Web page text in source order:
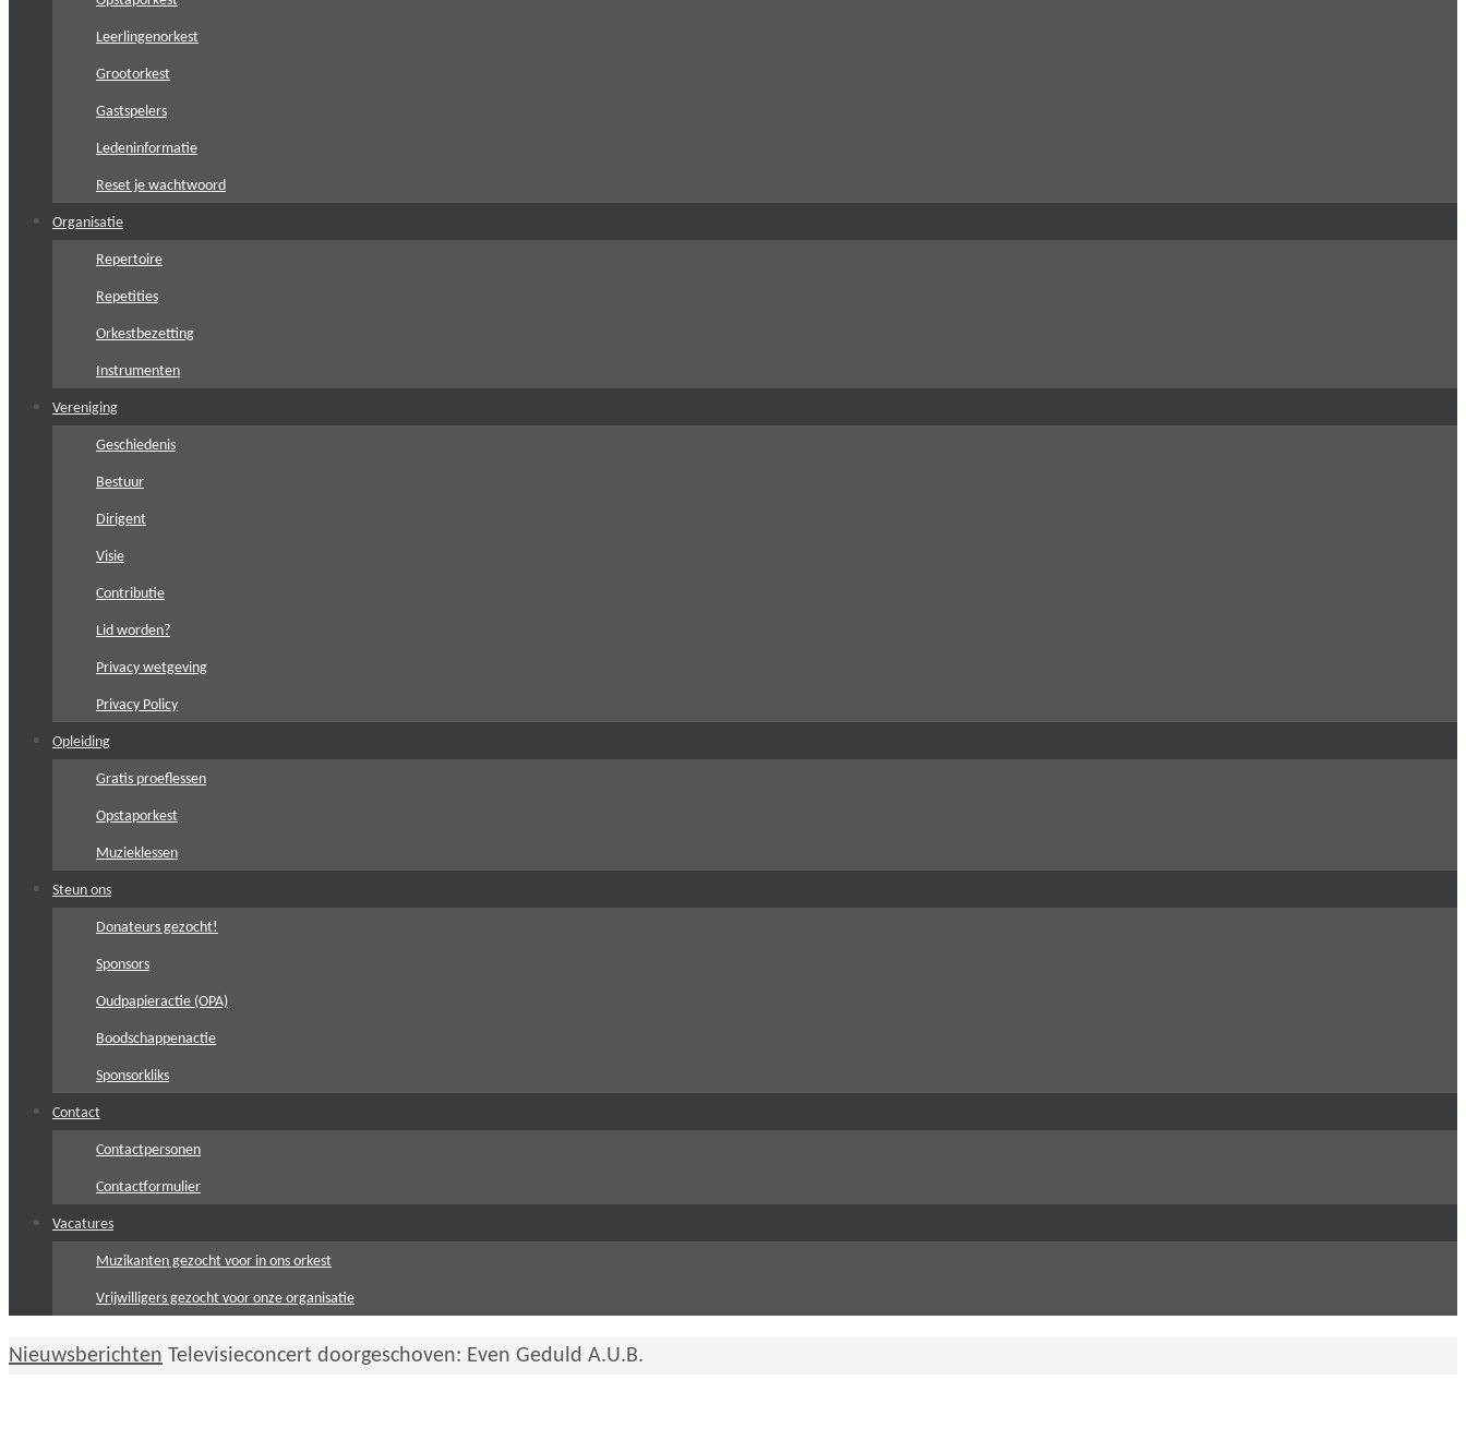
Leerlingenorkest
Grootorkest
Gastspelers
Ledeninformatie
Reset je wachtwoord
Organisatie
Repertoire
Repetities
Orkestbezetting
Instrumenten
Vereniging
Geschiedenis
Bestuur
Dirigent
Visie
Contributie
Lid worden?
Privacy wetgeving
Privacy Policy
Opleiding
Gratis proeflessen
Opstaporkest
Muzieklessen
Steun ons
Donateurs gezocht!
Sponsors
Oudpapieractie (OPA)
Boodschappenactie
Sponsorkliks
Contact
Contactpersonen
Contactformulier
Vacatures
Muzikanten gezocht voor in ons orkest
Vrijwilligers gezocht voor onze organisatie
Home
Nieuwsberichten Televisieconcert doorgeschoven: Even Geduld A.U.B.